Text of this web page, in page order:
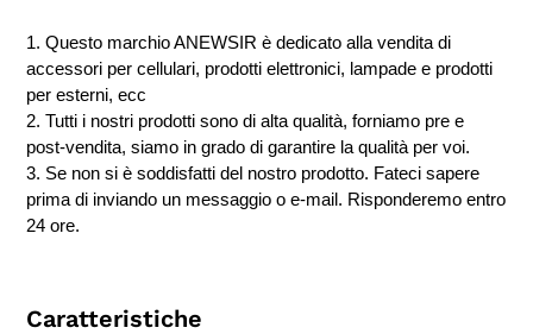
1. Questo marchio ANEWSIR è dedicato alla vendita di
accessori per cellulari, prodotti elettronici, lampade e prodotti
per esterni, ecc
2. Tutti i nostri prodotti sono di alta qualità, forniamo pre e
post-vendita, siamo in grado di garantire la qualità per voi.
3. Se non si è soddisfatti del nostro prodotto. Fateci sapere
prima di inviando un messaggio o e-mail. Risponderemo entro
24 ore.
Caratteristiche